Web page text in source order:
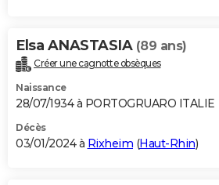
Carte de Noël
Carte Bonne année
Carte Saint-Valentin
Carte Pâques
Carte d'anniversaire
DICTIONNAIRE
Dictionnaire
Biographies
Citations
Expressions
Proverbes
PROGRAMME TV
S'inscrire
Se connecter
Lycées
Collèges
Primaires
Universités
Entreprises
Service militaire
Avis de recherche
AVIS DE DÉCÈS
Elsa ANASTASIA (89 ans)
Créer une cagnotte obsèques
Naissance
28/07/1934 à PORTOGRUARO ITALIE
Décès
03/01/2024 à Rixheim (Haut-Rhin)